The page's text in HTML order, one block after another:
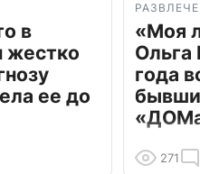
в
жестко
ее до
«Моя
Ольга
года
271